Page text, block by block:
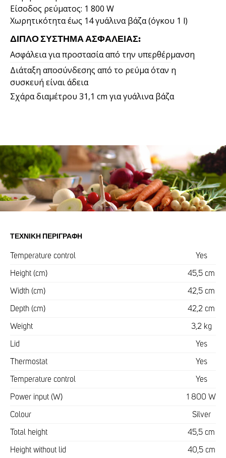
Είσοδος ρεύματος: 1 800 W
Χωρητικότητα έως 14 γυάλινα βάζα (όγκου 1 l)
ΔΙΠΛΌ ΣΎΣΤΗΜΑ ΑΣΦΑΛΕΊΑΣ:
Ασφάλεια για προστασία από την υπερθέρμανση
Διάταξη αποσύνδεσης από το ρεύμα όταν η
συσκευή είναι άδεια
Σχάρα διαμέτρου 31,1 cm για γυάλινα βάζα
ΤΕΧΝΙΚΉ ΠΕΡΙΓΡΑΦΉ
Temperature control Yes
Height (cm) 45,5 cm
Width (cm) 42,5 cm
Depth (cm) 42,2 cm
Weight 3,2 kg
Lid Yes
Thermostat Yes
Temperature control Yes
Power input (W) 1 800 W
Colour Silver
Total height 45,5 cm
Height without lid 40,5 cm